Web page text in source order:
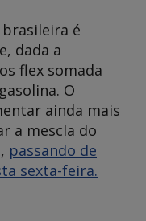
é
dada a
flex somada
O
ainda mais
a mescla do
passando de
sexta-feira.